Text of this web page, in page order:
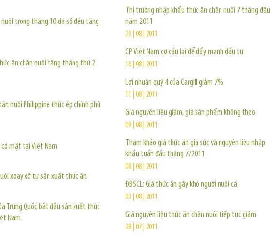
trong tháng 10 đa số đều tăng
ăn chăn nuôi tăng tháng thứ 2
nuôi Philippine thúc ép chính phủ
có mặt tại Việt Nam
xoay xở tự sản xuất thức ăn
Trung Quốc bắt đầu sản xuất thức
Nam
Thị trường nhập khẩu thức ăn chăn nuôi 7 tháng đầu
năm 2011
23 | 08 | 2011
CP Việt Nam cơ cấu lại để đẩy mạnh đầu tư
16 | 08 | 2011
Lợi nhuận quý 4 của Cargill giảm 7%
11 | 08 | 2011
Giá nguyên liệu giảm, giá sản phẩm không theo
09 | 08 | 2011
Tham khảo giá thức ăn gia súc và nguyên liệu nhập
khẩu tuần đầu tháng 7/2011
08 | 08 | 2011
ĐBSCL: Giá thức ăn gây khó người nuôi cá
03 | 08 | 2011
Giá nguyên liệu thức ăn chăn nuôi tiếp tục giảm
28 | 07 | 2011